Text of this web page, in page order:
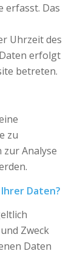
erfasst. Das
Uhrzeit des
erfolgt
betreten.
zu
Analyse
Daten?
Zweck
Daten